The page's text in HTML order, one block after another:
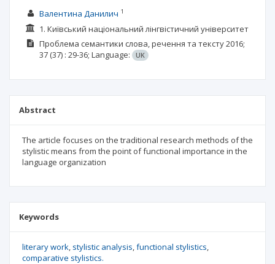
Валентина Данилич 1
1. Київський національний лінгвістичний університет
Проблема семантики слова, речення та тексту2016;
37(37) : 29-36; Language: UK
Abstract
The article focuses on the traditional research methods of the
stylistic means from the point of functional importance in the
language organization
Keywords
literary work stylistic analysis functional stylistics
comparative stylistics.